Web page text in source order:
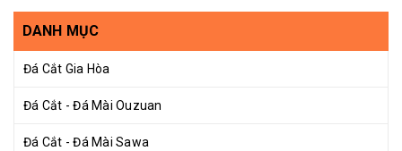
DANH MỤC
Đá Cắt Gia Hòa
Đá Cắt - Đá Mài Ouzuan
Đá Cắt - Đá Mài Sawa